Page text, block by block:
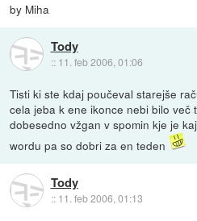
by Miha
Tody
:: 11. feb 2006, 01:06
Tisti ki ste kdaj poučeval starejše
cela jeba k ene ikonce nebi bilo več
dobesedno vžgan v spomin kje je
wordu pa so dobri za en teden
Tody
:: 11. feb 2006, 01:13